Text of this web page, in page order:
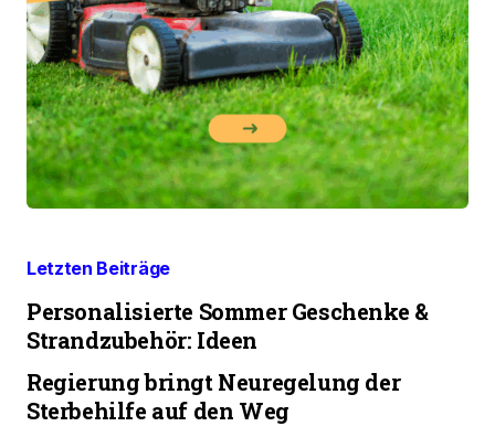
Letzten Beiträge
Personalisierte Sommer Geschenke &
Strandzubehör: Ideen
Regierung bringt Neuregelung der
Sterbehilfe auf den Weg